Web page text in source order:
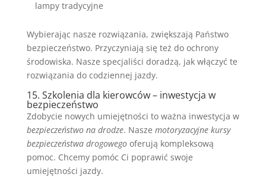
lampy tradycyjne
Wybierając nasze rozwiązania, zwiększają Państwo
bezpieczeństwo. Przyczyniają się też do ochrony
środowiska. Nasze specjaliści doradzą, jak włączyć te
rozwiązania do codziennej jazdy.
15. Szkolenia dla kierowców – inwestycja w
bezpieczeństwo
Zdobycie nowych umiejętności to ważna inwestycja w
bezpieczeństwo na drodze. Nasze motoryzacyjne kursy
bezpieczeństwa drogowegooferują kompleksową
pomoc. Chcemy pomóc Ci poprawić swoje
umiejętności jazdy.